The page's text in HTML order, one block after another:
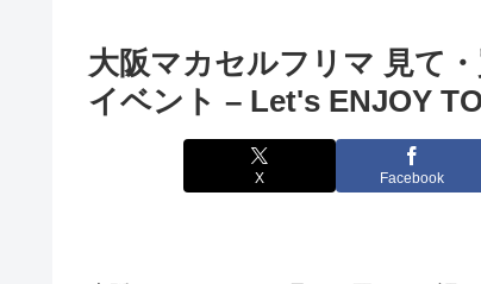
大阪マカセルフリマ 見て
イベント – Let's ENJOY
X Facebook